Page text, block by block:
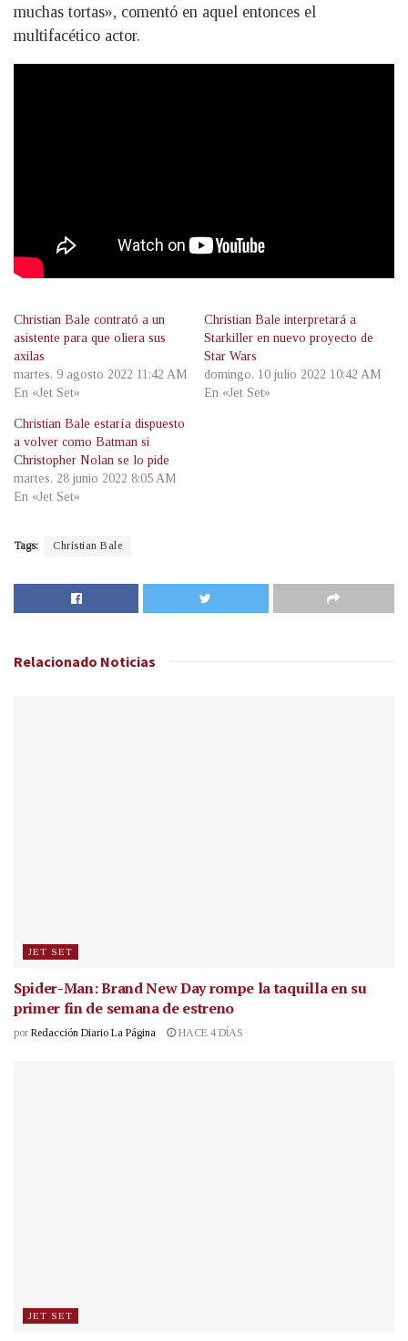
muchas tortas», comentó en aquel entonces el
multifacético actor.
Christian Bale contrató a un
asistente para que oliera sus
axilas
martes, 9 agosto 2022 11:42 AM
En «Jet Set»
Christian Bale interpretará a
Starkiller en nuevo proyecto de
Star Wars
domingo, 10 julio 2022 10:42 AM
En «Jet Set»
Christian Bale estaría dispuesto
a volver como Batman si
Christopher Nolan se lo pide
martes, 28 junio 2022 8:05 AM
En «Jet Set»
Tags: Christian Bale
Relacionado Noticias
JET SET
Spider-Man: Brand New Day rompe la taquilla en su
primer fin de semana de estreno
por Redacción Diario La Página HACE 4 DÍAS
JET SET